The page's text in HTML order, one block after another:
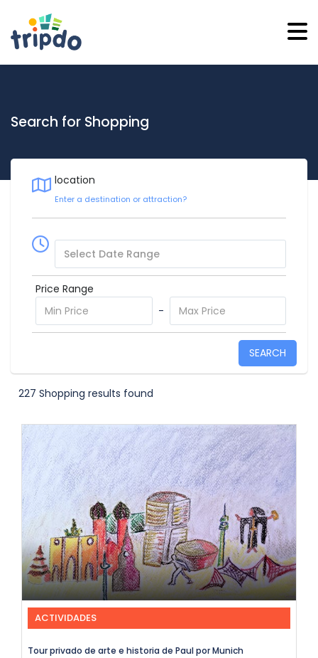
Search for Shopping
location
Price Range
-
SEARCH
227 Shopping results found
ACTIVIDADES
Tour privado de arte e historia de Paul por Munich